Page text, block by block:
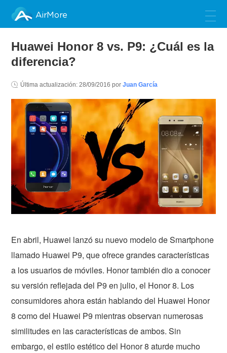
AirMore
Huawei Honor 8 vs. P9: ¿Cuál es la
diferencia?
Última actualización:28/09/2016 porJuan García
En abril, Huawei lanzó su nuevo modelo de Smartphone
llamado Huawei P9, que ofrece grandes características
a los usuarios de móviles. Honor también dio a conocer
su versión reflejada del P9 en julio, el Honor 8. Los
consumidores ahora están hablando del Huawei Honor
8 como del Huawei P9 mientras observan numerosas
similitudes en las características de ambos. Sin
embargo, el estilo estético del Honor 8 aturde mucho